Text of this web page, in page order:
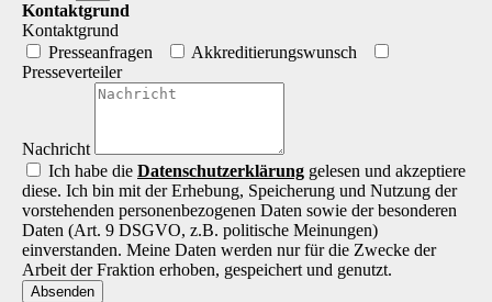
Kontaktgrund
Kontaktgrund
Presseanfragen
Akkreditierungs­wunsch
Presseverteiler
Nachricht
Ich habe die Datenschutz­erklärung gelesen und akzeptiere
diese. Ich bin mit der Erhebung, Speicherung und Nutzung der
vorstehenden personenbezogenen Daten sowie der besonderen
Daten (Art. 9 DSGVO, z.B. politische Meinungen)
einverstanden. Meine Daten werden nur für die Zwecke der
Arbeit der Fraktion erhoben, gespeichert und genutzt.
Absenden